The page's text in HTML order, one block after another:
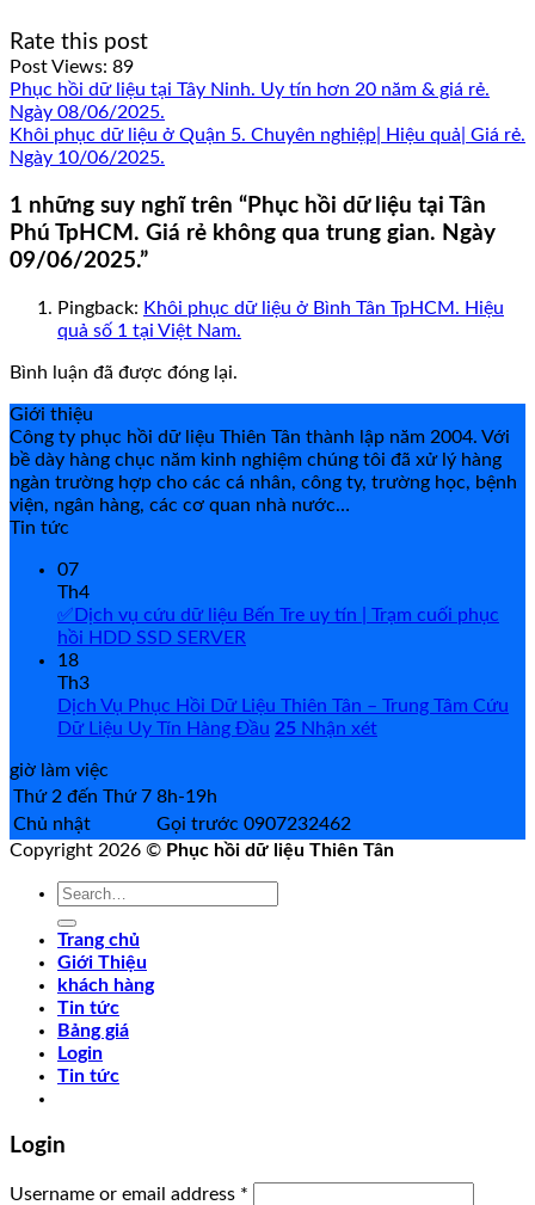
Rate this post
Post Views: 89
Phục hồi dữ liệu tại Tây Ninh. Uy tín hơn 20 năm & giá rẻ.
Ngày 08/06/2025.
Khôi phục dữ liệu ở Quận 5. Chuyên nghiệp| Hiệu quả| Giá rẻ.
Ngày 10/06/2025.
1 những suy nghĩ trên “ Phục hồi dữ liệu tại Tân
Phú TpHCM. Giá rẻ không qua trung gian. Ngày
09/06/2025.”
Pingback: Khôi phục dữ liệu ở Bình Tân TpHCM. Hiệu
quả số 1 tại Việt Nam.
Bình luận đã được đóng lại.
Giới thiệu
Công ty phục hồi dữ liệu Thiên Tân thành lập năm 2004. Với
bề dày hàng chục năm kinh nghiệm chúng tôi đã xử lý hàng
ngàn trường hợp cho các cá nhân, công ty, trường học, bệnh
viện, ngân hàng, các cơ quan nhà nước…
Tin tức
07
Th4
✅Dịch vụ cứu dữ liệu Bến Tre uy tín | Trạm cuối phục
hồi HDD SSD SERVER
18
Th3
Dịch Vụ Phục Hồi Dữ Liệu Thiên Tân – Trung Tâm Cứu
Dữ Liệu Uy Tín Hàng Đầu 25 Nhận xét
giờ làm việc
Thứ 2 đến Thứ 7 8h-19h
Chủ nhật
Gọi trước 0907232462
Copyright 2026 © Phục hồi dữ liệu Thiên Tân
Search
for:
Trang chủ
Giới Thiệu
khách hàng
Tin tức
Bảng giá
Login
Tin tức
Login
Username or email address *